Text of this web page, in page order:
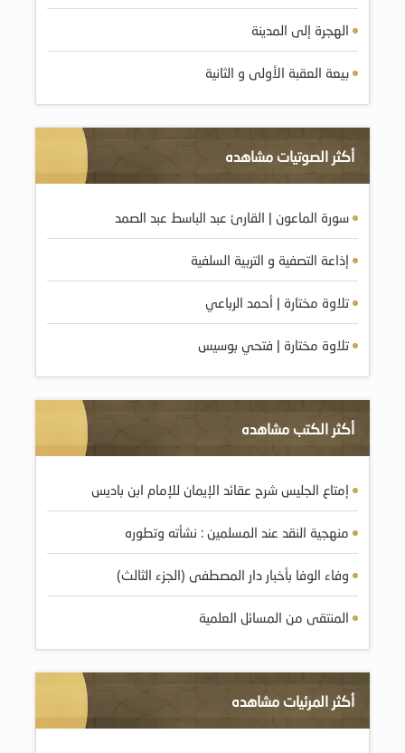
الهجرة إلى المدينة
بيعة العقبة الأولى و الثانية
أكثر الصوتيات مشاهده
سورة الماعون | القارئ عبد الباسط عبد الصمد
إذاعة التصفية و التربية السلفية
تلاوة مختارة | أحمد الرباعي
تلاوة مختارة | فتحي بوسيس
أكثر الكتب مشاهده
إمتاع الجليس شرح عقائد الإيمان للإمام ابن باديس
منهجية النقد عند المسلمين : نشأته وتطوره
وفاء الوفا بأخبار دار المصطفى (الجزء الثالث)
المنتقى من المسائل العلمية
أكثر المرئيات مشاهده